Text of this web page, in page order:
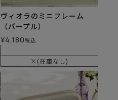
ヴィオラのミニフレーム
（パープル）
¥4,180税込
×(在庫なし)